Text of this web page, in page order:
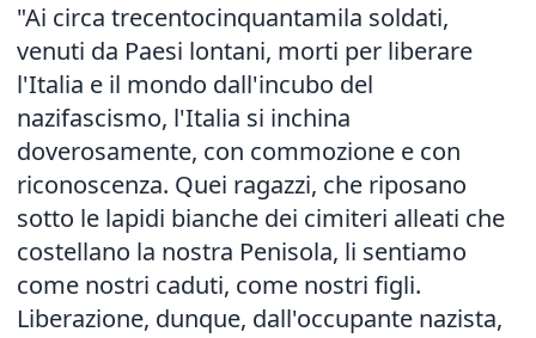
"Ai circa trecentocinquantamila soldati,
venuti da Paesi lontani, morti per liberare
l'Italia e il mondo dall'incubo del
nazifascismo, l'Italia si inchina
doverosamente, con commozione e con
riconoscenza. Quei ragazzi, che riposano
sotto le lapidi bianche dei cimiteri alleati che
costellano la nostra Penisola, li sentiamo
come nostri caduti, come nostri figli.
Liberazione, dunque, dall'occupante nazista,